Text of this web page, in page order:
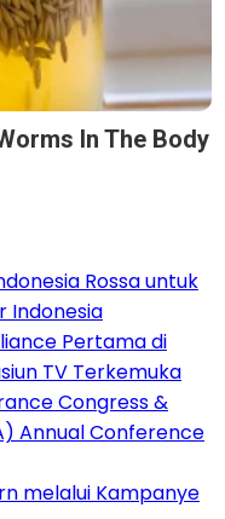
In The Body
Rossa untuk
Indonesia
Pertama di
TV Terkemuka
Congress &
Annual Conference
melalui Kampanye